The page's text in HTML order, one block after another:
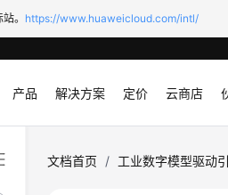
。 https://www.huaweicloud.com/intl/
产品 解决方案 定价 云商店
文档首页 / 工业数字模型驱动